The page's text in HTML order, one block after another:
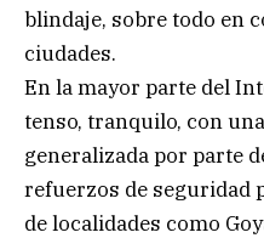
blindaje, sobre todo en
ciudades.
En la mayor parte del
tenso, tranquilo, con
generalizada por parte
refuerzos de seguridad
de localidades como